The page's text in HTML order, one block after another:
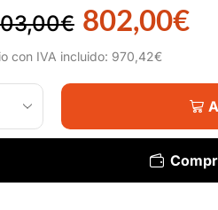
€ 802,00€
con IVA incluido: 970,42€